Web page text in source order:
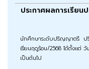
ประกาศผลการเรียน
นักศึกษาระดับปริญญาตรี ปริ
เรียนฤดูร้อน/2568 ได้ตั้งแต่
เป็นต้นไป